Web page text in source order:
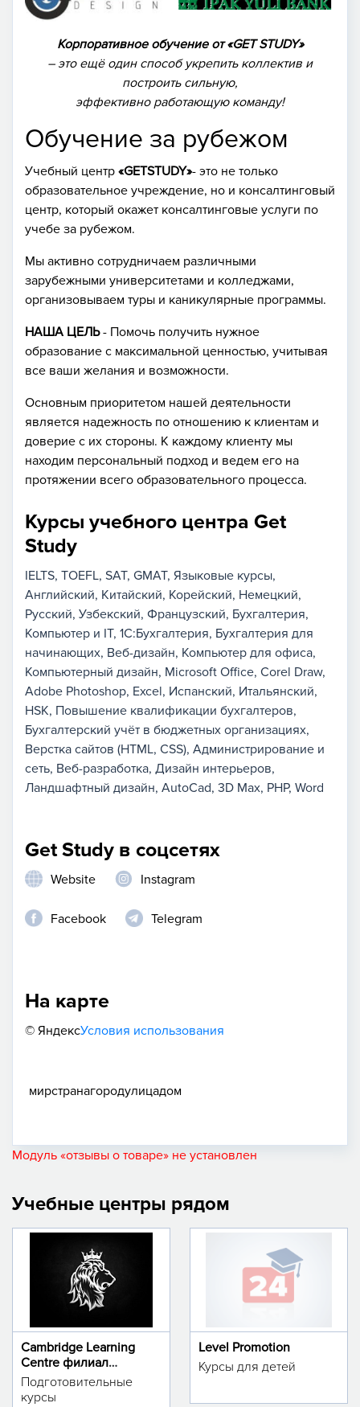
Корпоративное обучение от «GET STUDY»
– это ещё один способ укрепить коллектив и
построить сильную,
эффективно работающую команду!
Обучение за рубежом
Учебный центр «GETSTUDY»- это не только
образовательное учреждение, но и консалтинговый
центр, который окажет консалтинговые услуги по
учебе за рубежом.
Мы активно сотрудничаем различными
зарубежными университетами и колледжами,
организовываем туры и каникулярные программы.
НАША ЦЕЛЬ- Помочь получить нужное
образование с максимальной ценностью, учитывая
все ваши желания и возможности.
Основным приоритетом нашей деятельности
является надежность по отношению к клиентам и
доверие с их стороны. К каждому клиенту мы
находим персональный подход и ведем его на
протяжении всего образовательного процесса.
Курсы учебного центра Get
Study
IELTS TOEFL SAT GMAT Языковые курсы
Английский Китайский Корейский Немецкий
Русский Узбекский Французский Бухгалтерия
Компьютер и IT 1С:Бухгалтерия Бухгалтерия для
начинающих Веб-дизайн Компьютер для офиса
Компьютерный дизайн Microsoft Office Corel Draw
Adobe Photoshop Excel Испанский Итальянский
HSK Повышение квалификации бухгалтеров
Бухгалтерский учёт в бюджетных организациях
Верстка сайтов (HTML, CSS) Администрирование и
сеть Веб-разработка Дизайн интерьеров
Ландшафтный дизайн AutoCad 3D Max PHP Word
Get Study в соцсетях
Website Instagram
Facebook Telegram
На карте
© ЯндексУсловия использования
мирстранагородулицадом
Модуль «отзывы о товаре» не установлен
Учебные центры рядом
Cambridge Learning
Centre филиал
м.Тинчлик
Подготовительные
курсы
Level Promotion
Курсы для детей